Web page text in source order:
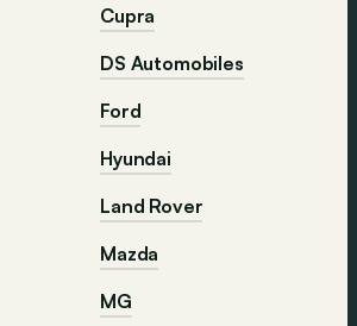
Cupra
DS Automobiles
Ford
Hyundai
Land Rover
Mazda
MG